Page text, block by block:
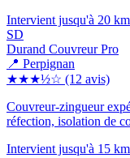
Intervient jusqu'à 20 km
SD
Durand Couvreur Pro
📍 Perpignan
★★★½☆ (12 avis)
Couvreur-zingueur
réfection, isolation de
Intervient jusqu'à 15 km